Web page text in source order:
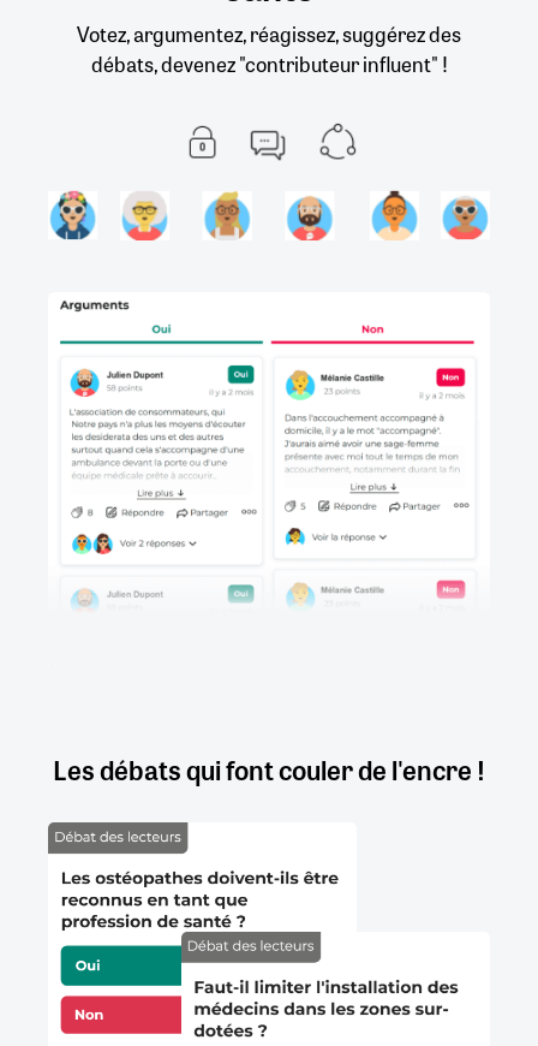
Votez, argumentez, réagissez, suggérez des
débats, devenez "contributeur influent" !
Les débats qui font couler de l'encre !